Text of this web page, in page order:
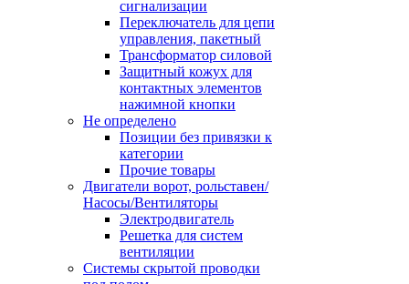
сигнализации
Переключатель для цепи
управления, пакетный
Трансформатор силовой
Защитный кожух для
контактных элементов
нажимной кнопки
Не определено
Позиции без привязки к
категории
Прочие товары
Двигатели ворот, рольставен/
Насосы/Вентиляторы
Электродвигатель
Решетка для систем
вентиляции
Системы скрытой проводки